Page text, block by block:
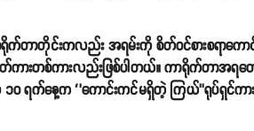
တာတိုင်းကလည်း အရမ်းကို စိတ်ဝင်စားစရာကော
ဇာတ်ကားတစ်ကားလည်းဖြစ်ပါတယ်။ ကာရိုက်တာအရတ
ရက်နေ့က ‘’ကောင်းကင်မရှိတဲ့ ကြယ်’’ရုပ်ရှင်ကာ